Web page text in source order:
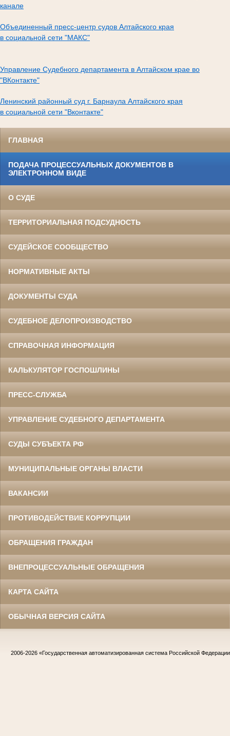
канале
Объединенный пресс-центр судов Алтайского края
в социальной сети "МАКС"
Управление Судебного департамента в Алтайском крае во
"ВКонтакте"
Ленинский районный суд г. Барнаула Алтайского края
в социальной сети "Вконтакте"
ГЛАВНАЯ
ПОДАЧА ПРОЦЕССУАЛЬНЫХ ДОКУМЕНТОВ В
ЭЛЕКТРОННОМ ВИДЕ
О СУДЕ
ТЕРРИТОРИАЛЬНАЯ ПОДСУДНОСТЬ
СУДЕЙСКОЕ СООБЩЕСТВО
НОРМАТИВНЫЕ АКТЫ
ДОКУМЕНТЫ СУДА
СУДЕБНОЕ ДЕЛОПРОИЗВОДСТВО
СПРАВОЧНАЯ ИНФОРМАЦИЯ
КАЛЬКУЛЯТОР ГОСПОШЛИНЫ
ПРЕСС-СЛУЖБА
УПРАВЛЕНИЕ СУДЕБНОГО ДЕПАРТАМЕНТА
СУДЫ СУБЪЕКТА РФ
МУНИЦИПАЛЬНЫЕ ОРГАНЫ ВЛАСТИ
ВАКАНСИИ
ПРОТИВОДЕЙСТВИЕ КОРРУПЦИИ
ОБРАЩЕНИЯ ГРАЖДАН
ВНЕПРОЦЕССУАЛЬНЫЕ ОБРАЩЕНИЯ
КАРТА САЙТА
ОБЫЧНАЯ ВЕРСИЯ САЙТА
2006-2026 «Государственная автоматизированная система Российской